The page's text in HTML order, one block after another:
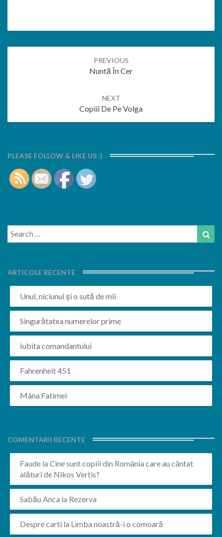
PREVIOUS
Nuntă În Cer
NEXT
Copiii De Pe Volga
PLEASE FOLLOW & LIKE US :)
Search
for:
ARTICOLE RECENTE
Unul, niciunul și o sută de mii
Singurătatea numerelor prime
Iubita comandantului
Fahrenheit 451
Mâna Fatimei
COMENTARII RECENTE
Faude la Cine sunt copiii din România care au cântat
alături de Nikos Vertis?
Sabău Anca la Rezerva
Despre carti la Limba noastră-i o comoară